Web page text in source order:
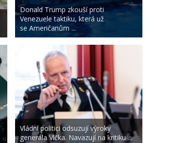
Donald Trump zkouší proti
Venezuele taktiku, která už
se Američanům ...
Vládní politici odsuzují výroky
generála Vlčka. Navazují na kritiku ...